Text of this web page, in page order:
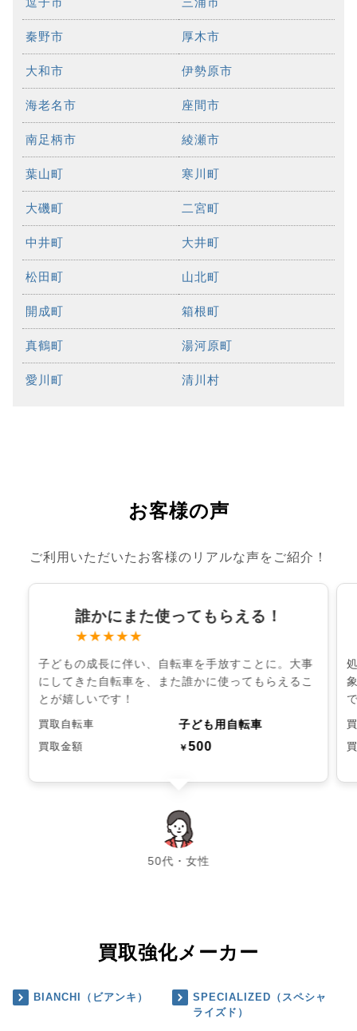
秦野市 厚木市
大和市 伊勢原市
海老名市 座間市
南足柄市 綾瀬市
葉山町 寒川町
大磯町 二宮町
中井町 大井町
松田町 山北町
開成町 箱根町
真鶴町 湯河原町
愛川町 清川村
お客様の声
ご利用いただいたお客様のリアルな声をご紹介！
誰かにまた使ってもらえる！
★★★★★
子どもの成長に伴い、自転車を手放すことに。大事
にしてきた自転車を、また誰かに使ってもらえるこ
とが嬉しいです！
買取自転車 子ども用自転車
買取金額 ￥500
50代・女性
chevron_left chevron_right
買取強化メーカー
BIANCHI（ビアンキ）
SPECIALIZED（スペシャ
ライズド）